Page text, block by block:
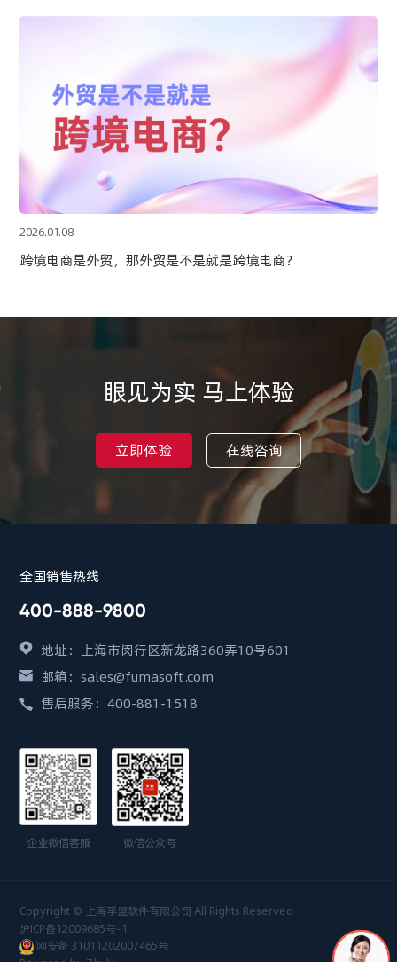
2026.01.08
跨境电商是外贸，那外贸是不是就是跨境电商？
眼见为实 马上体验
立即体验 在线咨询
全国销售热线
400-888-9800
地址：上海市闵行区新龙路360弄10号601
邮箱：sales@fumasoft.com
售后服务：400-881-1518
企业微信客服 微信公众号
Copyright © 上海孚盟软件有限公司 All Rights Reserved
沪ICP备12009685号-1
网安备 31011202007465号